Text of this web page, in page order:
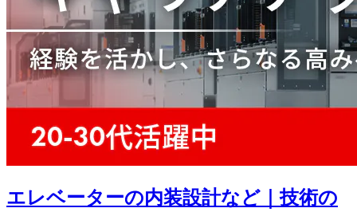
エレベーターの内装設計など｜技術の